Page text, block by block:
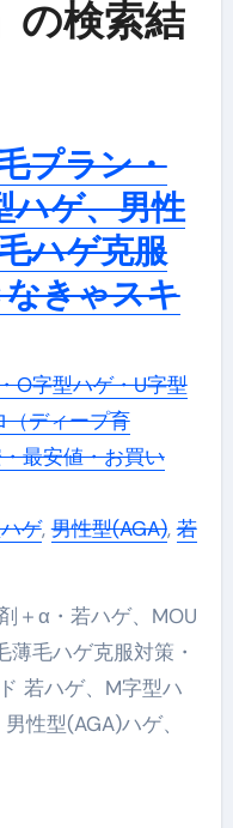
の検索結
プラン・
ハゲ、男性
ハゲ克服
きゃスキ
O字型ハゲ・U字型
（ディープ育
最安値・お買い
ゲ,男性型(AGA),若
毛ハゲ克服対策・
若ハゲ、M字型ハ
性型(AGA)ハゲ、